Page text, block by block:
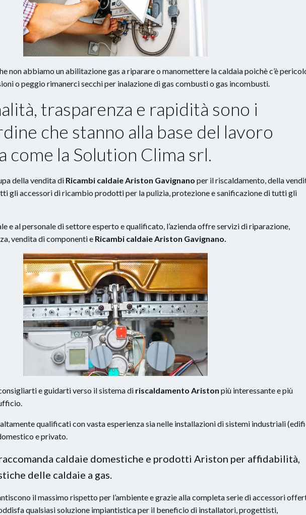
non abbiamo un abilitazione gas a riparare o manomettere la caldaia poichè c’è
o peggio rimanerci secchi per inalazione di gas combusti o gas incombusti.
trasparenza e rapidità sono i
che stanno alla base del lavoro
come la Solution Clima srl.
della vendita di Ricambi caldaie Ariston Gavignano per il riscaldamento, della
gli accessori di ricambio prodotti per la pulizia, protezione e sanificazione di tutti gli
e al personale di settore esperto e qualificato, l’azienda offre servizi di riparazione,
vendita di componenti e Ricambi caldaie Ariston Gavignano.
e guidarti verso il sistema di riscaldamento Ariston più interessante e più
qualificati con vasta esperienza sia nelle installazioni di sistemi industriali
e privato.
caldaie domestiche e prodotti Ariston per affidabilità,
delle caldaie a gas.
il massimo rispetto per l’ambiente e grazie alla completa serie di accessori
qualsiasi soluzione impiantistica per il beneficio di installatori, progettisti,